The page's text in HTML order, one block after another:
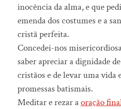
inocência da alma, e que
emenda dos costumes e a
cristã perfeita.
Concedei-nos
saber apreciar a dignidade
cristãos e de levar uma vida
promessas batismais.
Meditar e rezar aoração